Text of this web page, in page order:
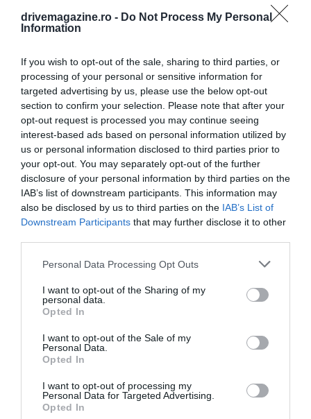
drivemagazine.ro - Do Not Process My Personal
Information
If you wish to opt-out of the sale, sharing to third parties, or
processing of your personal or sensitive information for
targeted advertising by us, please use the below opt-out
section to confirm your selection. Please note that after your
opt-out request is processed you may continue seeing
interest-based ads based on personal information utilized by
us or personal information disclosed to third parties prior to
your opt-out. You may separately opt-out of the further
disclosure of your personal information by third parties on the
IAB’s list of downstream participants. This information may
also be disclosed by us to third parties on the IAB’s List of
Downstream Participants that may further disclose it to other
Please note that this website/app uses one or more Google
not limited to your visit or usage behaviour. You may click to
grant or deny consent to Google and its third-party tags to
use your data for below specified purposes in below Google
consent section.
Personal Data Processing Opt Outs
I want to opt-out of the Sharing of my
personal data.
Opted In
I want to opt-out of the Sale of my
Personal Data.
Opted In
I want to opt-out of processing my
Personal Data for Targeted Advertising.
Opted In
Shutterstock
În Valencia, verdele și marea se împletesc într-un
ritm urban relaxat. Fosta albie a râului Turia a